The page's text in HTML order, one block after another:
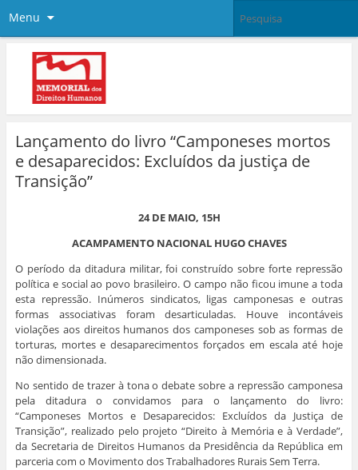
Menu
Lançamento do livro “Camponeses mortos
e desaparecidos: Excluídos da justiça de
Transição”
24 DE MAIO, 15H
ACAMPAMENTO NACIONAL HUGO CHAVES
O período da ditadura militar, foi construído sobre forte repressão
política e social ao povo brasileiro. O campo não ficou imune a toda
esta repressão. Inúmeros sindicatos, ligas camponesas e outras
formas associativas foram desarticuladas. Houve incontáveis
violações aos direitos humanos dos camponeses sob as formas de
torturas, mortes e desaparecimentos forçados em escala até hoje
não dimensionada.
No sentido de trazer à tona o debate sobre a repressão camponesa
pela ditadura o convidamos para o lançamento do livro:
“Camponeses Mortos e Desaparecidos: Excluídos da Justiça de
Transição”, realizado pelo projeto “Direito à Memória e à Verdade”,
da Secretaria de Direitos Humanos da Presidência da República em
parceria com o Movimento dos Trabalhadores Rurais Sem Terra.